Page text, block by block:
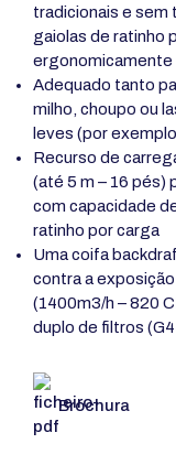
tradicionais e sem
gaiolas de ratinho
ergonomicamente
Adequado tanto
milho, choupo ou
leves (por
Recurso de
(até 5 m – 16 pés)
com capacidade
ratinho por carga
Uma coifa
contra a
(1400m3/h – 820
duplo de filtros
Brochura